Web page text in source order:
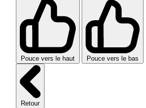
Pouce vers le haut Pouce vers le bas
Retour